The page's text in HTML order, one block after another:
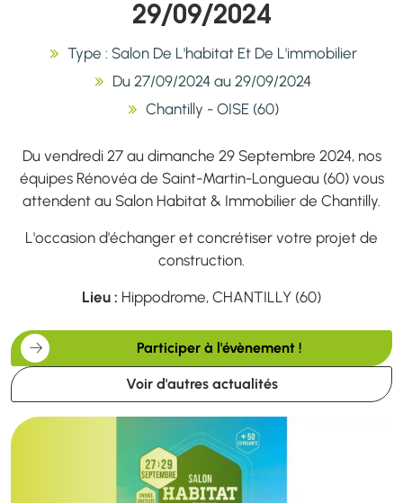
29/09/2024
Type : Salon De L'habitat Et De L'immobilier
Du 27/09/2024 au 29/09/2024
Chantilly - OISE (60)
Du vendredi 27 au dimanche 29 Septembre 2024, nos
équipes Rénovéa de Saint-Martin-Longueau (60) vous
attendent au Salon Habitat & Immobilier de Chantilly.
L'occasion d'échanger et concrétiser votre projet de
construction.
Lieu : Hippodrome, CHANTILLY (60)
Participer à l'évènement !
Voir d'autres actualités